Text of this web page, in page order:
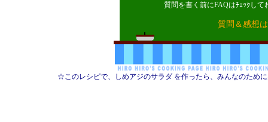
質問を書く前にFAQはﾁｪｯｸし
質問＆感想
☆このレシピで、しめアジのサラダ を作ったら、みんなのため